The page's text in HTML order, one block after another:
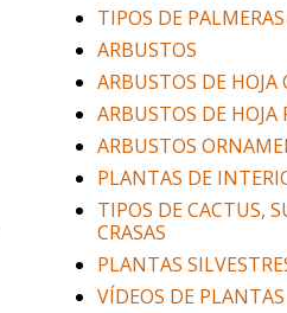
TIPOS DE
ARBUSTOS
ARBUSTOS DE HOJA
ARBUSTOS DE HOJA
ARBUSTOS
PLANTAS DE
TIPOS DE CACTUS,
CRASAS
PLANTAS
VÍDEOS DE PLANTAS